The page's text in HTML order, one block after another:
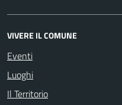
VIVERE IL COMUNE
Eventi
Luoghi
Il Territorio